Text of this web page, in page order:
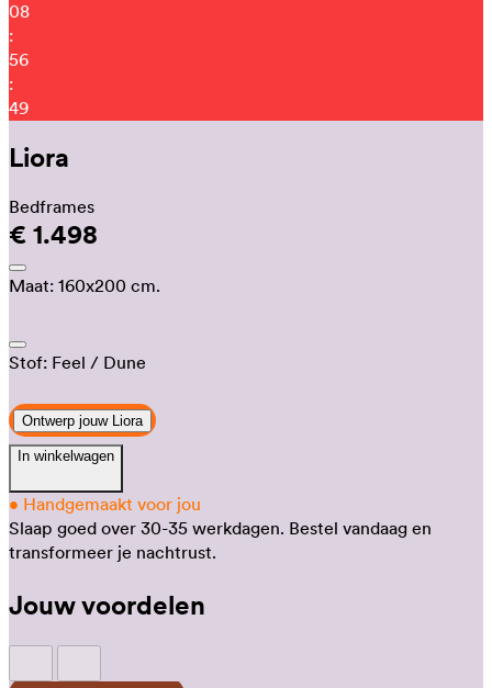
08
:
56
:
37
Liora
Bedframes
€ 1.498
Maat: 160x200 cm.
Stof: Feel / Dune
Ontwerp jouw Liora
In winkelwagen
• Handgemaakt voor jou
Slaap goed over 30-35 werkdagen. Bestel vandaag en
transformeer je nachtrust.
Jouw voordelen